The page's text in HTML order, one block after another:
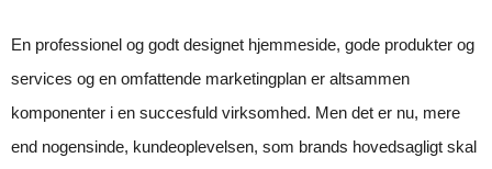
En professionel og godt designet hjemmeside, gode produkter og
services og en omfattende marketingplan er altsammen
komponenter i en succesfuld virksomhed. Men det er nu, mere
end nogensinde, kundeoplevelsen, som brands hovedsagligt skal